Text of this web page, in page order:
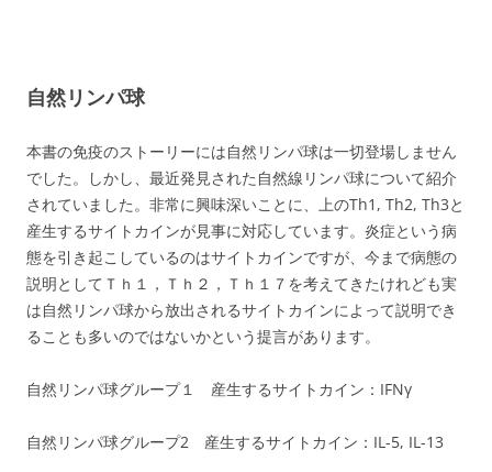
自然リンパ球
本書の免疫のストーリーには自然リンパ球は一切登場しません
でした。しかし、最近発見された自然線リンパ球について紹介
されていました。非常に興味深いことに、上のTh1, Th2, Th3と
産生するサイトカインが見事に対応しています。炎症という病
態を引き起こしているのはサイトカインですが、今まで病態の
説明としてＴｈ１，Ｔｈ２，Ｔｈ１７を考えてきたけれども実
は自然リンパ球から放出されるサイトカインによって説明でき
ることも多いのではないかという提言があります。
自然リンパ球グループ１ 産生するサイトカイン：IFNγ
自然リンパ球グループ2 産生するサイトカイン：IL-5, IL-13